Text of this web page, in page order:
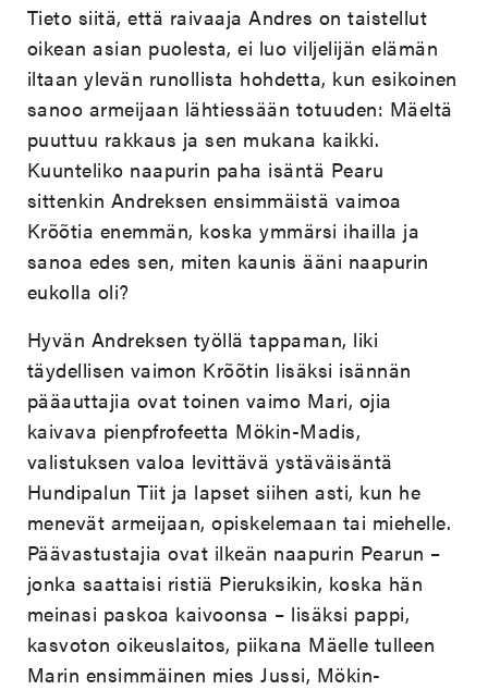
Tieto siitä, että raivaaja Andres on taistellut
oikean asian puolesta, ei luo viljelijän elämän
iltaan ylevän runollista hohdetta, kun esikoinen
sanoo armeijaan lähtiessään totuuden: Mäeltä
puuttuu rakkaus ja sen mukana kaikki.
Kuunteliko naapurin paha isäntä Pearu
sittenkin Andreksen ensimmäistä vaimoa
Krõõtia enemmän, koska ymmärsi ihailla ja
sanoa edes sen, miten kaunis ääni naapurin
eukolla oli?
Hyvän Andreksen työllä tappaman, liki
täydellisen vaimon Krõõtin lisäksi isännän
pääauttajia ovat toinen vaimo Mari, ojia
kaivava pienpfrofeetta Mökin-Madis,
valistuksen valoa levittävä ystäväisäntä
Hundipalun Tiit ja lapset siihen asti, kun he
menevät armeijaan, opiskelemaan tai miehelle.
Päävastustajia ovat ilkeän naapurin Pearun –
jonka saattaisi ristiä Pieruksikin, koska hän
meinasi paskoa kaivoonsa – lisäksi pappi,
kasvoton oikeuslaitos, piikana Mäelle tulleen
Marin ensimmäinen mies Jussi, Mökin-